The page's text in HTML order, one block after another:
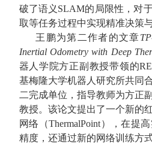
破了语义 SLAM的局限性，对
取等任务过程中实现精准决策
王鹏为第二作者的文章
Inertial Odometry with Deep
器人学院方正副教授带领的
基梅隆大学机器人研究所共同
二完成单位，指导教师为方正
教授。该论文提出了一个新的
网络（ThermalPoint），在提
精度，还通过新的网络训练方